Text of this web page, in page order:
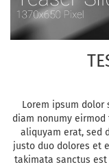
Lorem ipsum dolor
diam nonumy
aliquyam erat, sed
justo duo dolores et
takimata sanctus